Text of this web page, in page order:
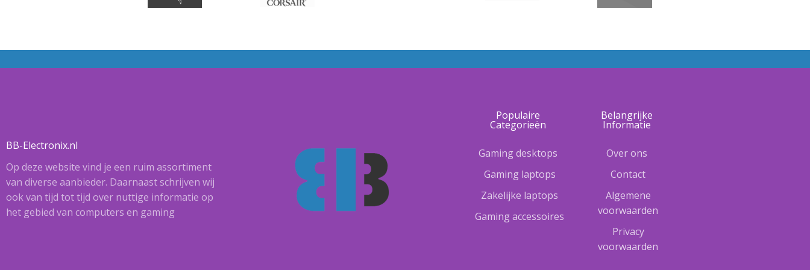
BB-Electronix.nl
Op deze website vind je een ruim assortiment
van diverse aanbieder. Daarnaast schrijven wij
ook van tijd tot tijd over nuttige informatie op
het gebied van computers en gaming
Populaire
Categorieën
Gaming desktops
Gaming laptops
Zakelijke laptops
Gaming accessoires
Belangrijke
Informatie
Over ons
Contact
Algemene
voorwaarden
Privacy
voorwaarden